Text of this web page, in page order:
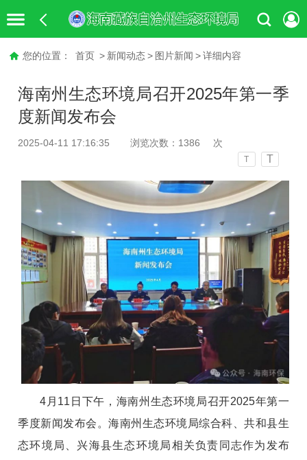
您的位置： 首页 > 新闻动态 > 图片新闻 > 详细内容
海南州生态环境局召开2025年第一季
度新闻发布会
2025-04-11 17:16:35 浏览次数： 1386 次
T T
4月11日下午，海南州生态环境局召开2025年第一
季度新闻发布会。海南州生态环境局综合科、共和县生
态环境局、兴海县生态环境局相关负责同志作为发布